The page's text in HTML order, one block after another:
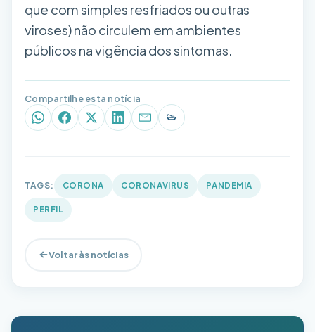
que com simples resfriados ou outras
viroses) não circulem em ambientes
públicos na vigência dos sintomas.
Compartilhe esta notícia
WhatsAppFacebookX (Twitter)
LinkedInE-mailCopiar link
TAGS: CORONA CORONAVIRUS PANDEMIA
PERFIL
Voltar às notícias